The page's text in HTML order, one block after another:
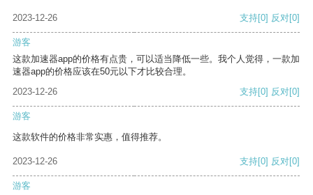
2023-12-26 支持[0] 反对[0]
游客
这款加速器app的价格有点贵，可以适当降低一些。我个人觉得，一款加
速器app的价格应该在50元以下才比较合理。
2023-12-26
支持[0] 反对[0]
游客
这款软件的价格非常实惠，值得推荐。
2023-12-26 支持[0] 反对[0]
游客